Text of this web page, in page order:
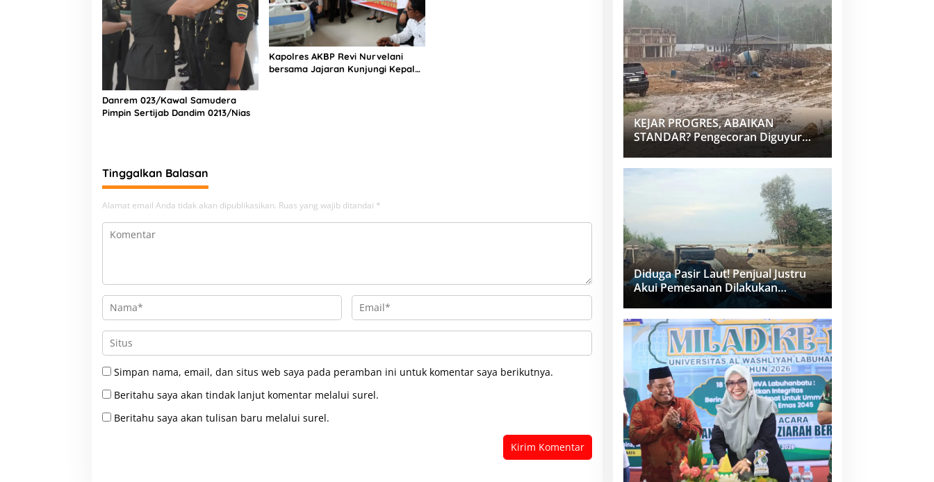
Danrem 023/Kawal Samudera
Pimpin Sertijab Dandim 0213/Nias
Kapolres AKBP Revi Nurvelani
bersama Jajaran Kunjungi Kepala
Tinggalkan Balasan
Alamat email Anda tidak akan dipublikasikan. Ruas yang wajib ditandai *
Simpan nama, email, dan situs web saya pada peramban ini untuk komentar saya berikutnya.
Beritahu saya akan tindak lanjut komentar melalui surel.
Beritahu saya akan tulisan baru melalui surel.
KEJAR PROGRES, ABAIKAN
STANDAR? Pengecoran Diguyur
Hujan di Proyek Rp87,34 Miliar
Sukma Nias, Konsultan, Pengawas
dan PPK Bungkam
Diduga Pasir Laut! Penjual Justru
Akui Pemesanan Dilakukan
Langsung Humas Proyek Sukma